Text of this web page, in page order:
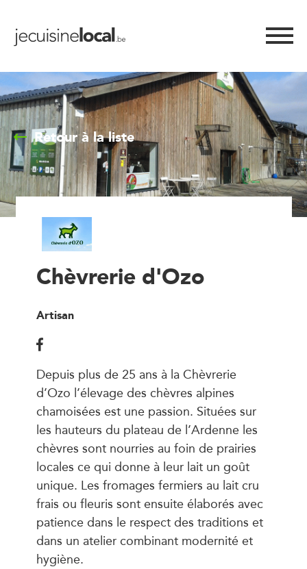
Retour à la liste
Chèvrerie d'Ozo
Artisan
Depuis plus de 25 ans à la Chèvrerie
d’Ozo l’élevage des chèvres alpines
chamoisées est une passion. Situées sur
les hauteurs du plateau de l’Ardenne les
chèvres sont nourries au foin de prairies
locales ce qui donne à leur lait un goût
unique. Les fromages fermiers au lait cru
frais ou fleuris sont ensuite élaborés avec
patience dans le respect des traditions et
dans un atelier combinant modernité et
hygiène.